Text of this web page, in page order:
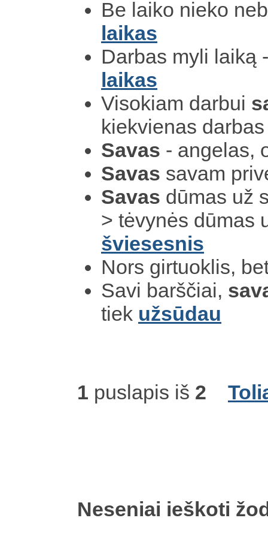
Be laiko nieko
laikas
Darbas myli laiką
laikas
Visokiam darbui
kiekvienas
Savas - angelas,
Savas savam
Savas dūmas už
> tėvynės dūmas
šviesesnis
Nors girtuoklis,
Savi barščiai,
tiek užsūdau
1 puslapis iš 2
Neseniai ieškoti